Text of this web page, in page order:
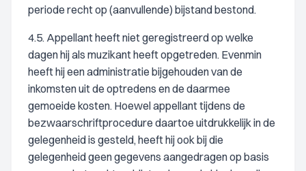
periode recht op (aanvullende) bijstand bestond.
4.5. Appellant heeft niet geregistreerd op welke
dagen hij als muzikant heeft opgetreden. Evenmin
heeft hij een administratie bijgehouden van de
inkomsten uit de optredens en de daarmee
gemoeide kosten. Hoewel appellant tijdens de
bezwaarschriftprocedure daartoe uitdrukkelijk in de
gelegenheid is gesteld, heeft hij ook bij die
gelegenheid geen gegevens aangedragen op basis